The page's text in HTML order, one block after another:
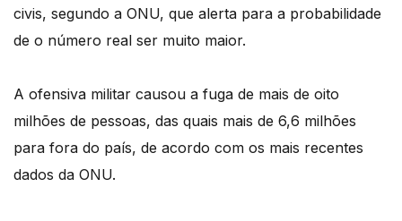
civis, segundo a ONU, que alerta para a probabilidade
de o número real ser muito maior.
A ofensiva militar causou a fuga de mais de oito
milhões de pessoas, das quais mais de 6,6 milhões
para fora do país, de acordo com os mais recentes
dados da ONU.